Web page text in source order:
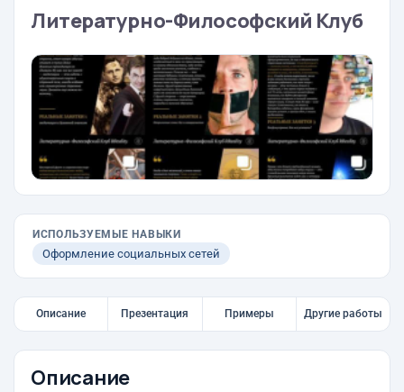
Литературно-Философский Клуб
ИСПОЛЬЗУЕМЫЕ НАВЫКИ
Оформление социальных сетей
Описание Презентация Примеры Другие работы
Описание